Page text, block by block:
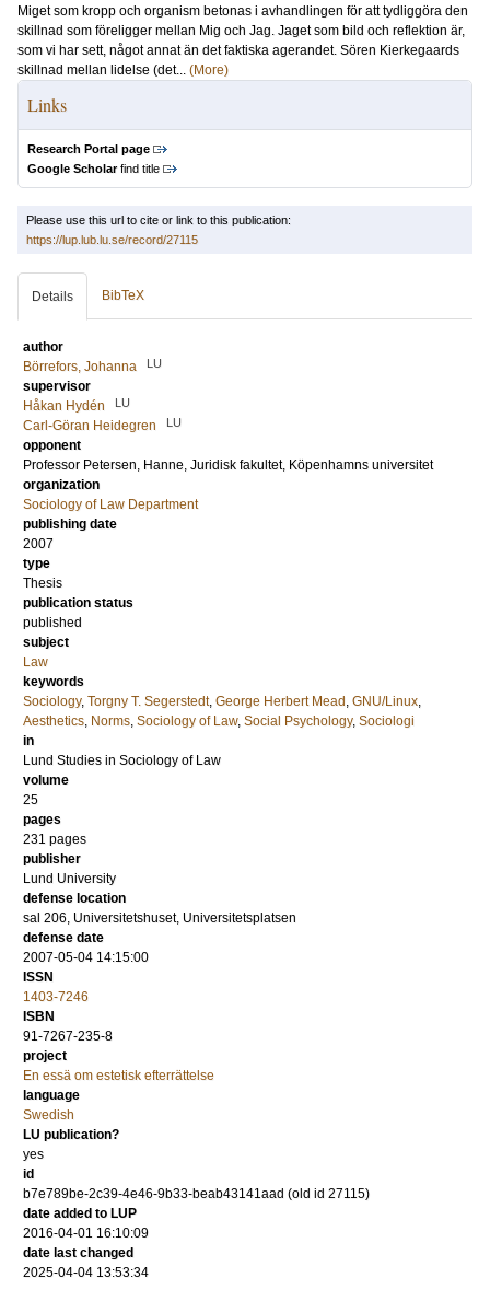
Miget som kropp och organism betonas i avhandlingen för att tydliggöra den
skillnad som föreligger mellan Mig och Jag. Jaget som bild och reflektion är,
som vi har sett, något annat än det faktiska agerandet. Sören Kierkegaards
skillnad mellan lidelse (det... (More)
Links
Research Portal page
Google Scholarfind title
Please use this url to cite or link to this publication:
https://lup.lub.lu.se/record/27115
Details BibTeX
author
Börrefors, Johanna
LU
supervisor
Håkan Hydén
LU
Carl-Göran Heidegren LU
opponent
Professor Petersen, Hanne, Juridisk fakultet, Köpenhamns universitet
organization
Sociology of Law Department
publishing date
2007
type
Thesis
publication status
published
subject
Law
keywords
Sociology, Torgny T. Segerstedt, George Herbert Mead , GNU/Linux,
Aesthetics, Norms, Sociology of Law, Social Psychology, Sociologi
in
Lund Studies in Sociology of Law
volume
25
pages
231 pages
publisher
Lund University
defense location
sal 206, Universitetshuset, Universitetsplatsen
defense date
2007-05-04 14:15:00
ISSN
1403-7246
ISBN
91-7267-235-8
project
En essä om estetisk efterrättelse
language
Swedish
LU publication?
yes
id
b7e789be-2c39-4e46-9b33-beab43141aad (old id 27115)
date added to LUP
2016-04-01 16:10:09
date last changed
2025-04-04 13:53:34